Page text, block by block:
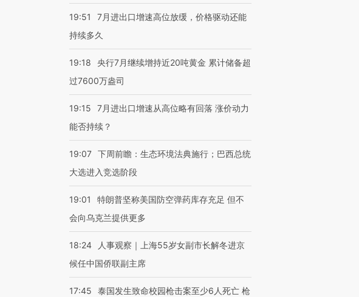
19:51
7月进出口增速高位放缓，价格驱动还能
持续多久
19:18
央行7月继续增持近20吨黄金 累计储备超
过7600万盎司
19:15
7月进出口增速从高位略有回落 涨价动力
能否持续？
19:07 下周前瞻：生态环境法典施行；巴西总统
大选进入竞选阶段
19:01
特朗普坚称美国防空弹药库存充足 但不
会向乌克兰提供更多
18:24
人事观察｜上海55岁女副市长解冬进京
候任中国侨联副主席
17:45
泰国发生致命校园枪击案至少6人死亡 枪